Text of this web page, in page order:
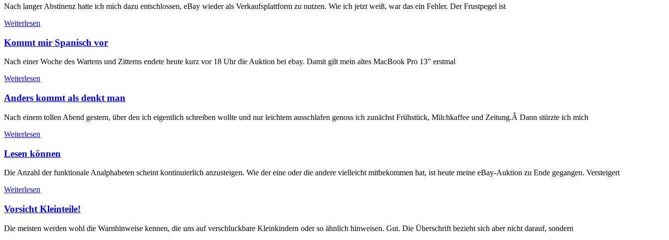
Nach langer Abstinenz hatte ich mich dazu entschlossen, eBay wieder als Verkaufsplattform zu nutzen. Wie ich jetzt weiß, war das ein Fehler. Der Frustpegel ist
Weiterlesen
Kommt mir Spanisch vor
Nach einer Woche des Wartens und Zitterns endete heute kurz vor 18 Uhr die Auktion bei ebay. Damit gilt mein altes MacBook Pro 13″ erstmal
Weiterlesen
Anders kommt als denkt man
Nach einem tollen Abend gestern, über den ich eigentlich schreiben wollte und nur leichtem ausschlafen genoss ich zunächst Frühstück, Milchkaffee und Zeitung.Â Dann stürzte ich mich
Weiterlesen
Lesen können
Die Anzahl der funktionale Analphabeten scheint kontinuierlich anzusteigen. Wie der eine oder die andere vielleicht mitbekommen hat, ist heute meine eBay-Auktion zu Ende gegangen. Versteigert
Weiterlesen
Vorsicht Kleinteile!
Die meisten werden wohl die Warnhinweise kennen, die uns auf verschluckbare Kleinkindern oder so ähnlich hinweisen. Gut. Die Überschrift bezieht sich aber nicht darauf, sondern